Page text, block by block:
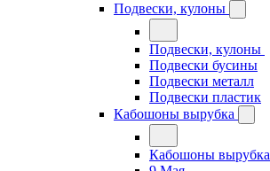
Подвески, кулоны
Подвески, кулоны
Подвески бусины
Подвески металл
Подвески пластик
Кабошоны вырубка
Кабошоны вырубка